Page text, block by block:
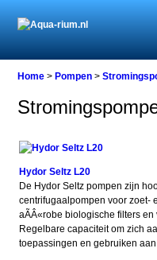
Home >Pompen >
Hydor Seltz L20
De Hydor Seltz pompen zijn
centrifugaalpompen voor zoet-
aÃÂ«robe biologische filters
Regelbare capaciteit om zich
toepassingen en gebruiken